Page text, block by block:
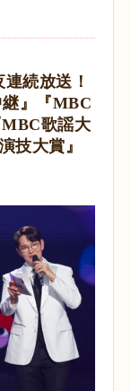
続放送！
継』『MBC
歌謡大
技大賞』